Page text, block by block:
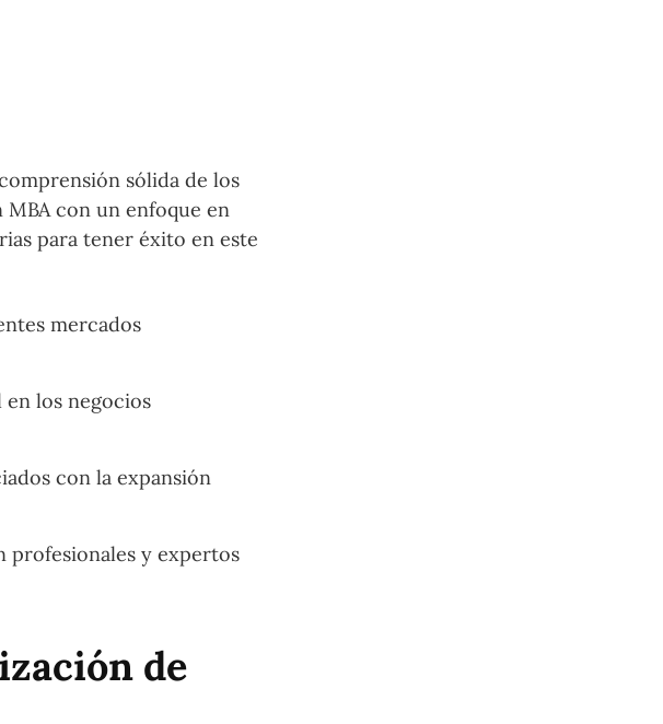
sólida de los
MBA con un enfoque en
para tener éxito en este
mercados
en los negocios
con la expansión
profesionales y expertos
de